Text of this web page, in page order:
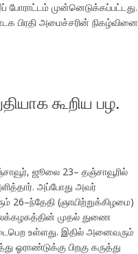
முன்னெடுக்கப்பட்டது.
பிரதி அமைச்சரின் நிகழ்வினை
கூறிய பழ.
ஜூலை 23– தஞ்சாவூரில்
அப்போது அவர்
26–ந்தேதி (ஞாயிற்றுக்கிழமை)
முதல் துணை
உள்ளது. இதில் அனைவரும்
ஓராண்டுக்கு பிறகு கருத்து